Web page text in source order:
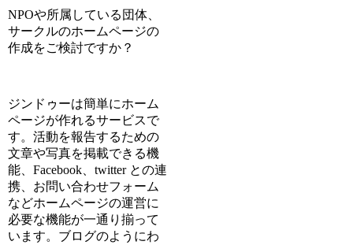
NPOや所属している団体、
サークルのホームページの
作成をご検討ですか？
ジンドゥーは簡単にホーム
ページが作れるサービスで
す。活動を報告するための
文章や写真を掲載できる機
能、Facebook、twitter との連
携、お問い合わせフォーム
などホームページの運営に
必要な機能が一通り揃って
います。ブログのようにわ